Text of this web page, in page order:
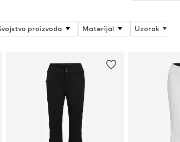
proizvoda Materijal Uzorak